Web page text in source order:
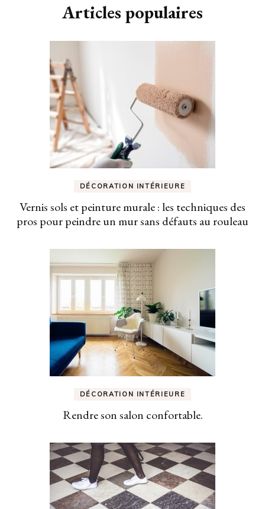
Articles populaires
DÉCORATION INTÉRIEURE
Vernis sols et peinture murale : les techniques des
pros pour peindre un mur sans défauts au rouleau
DÉCORATION INTÉRIEURE
Rendre son salon confortable.